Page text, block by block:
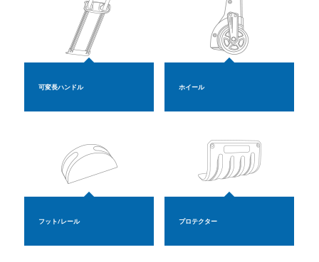
可変長ハンドル ホイール
フット/レール プロテクター